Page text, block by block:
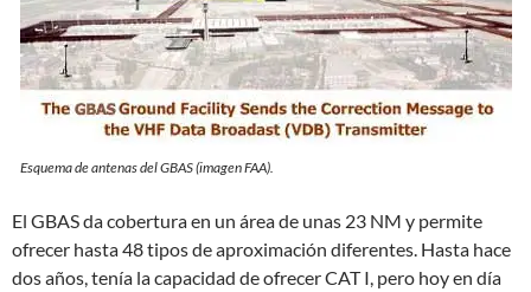
Esquema de antenas del GBAS (imagen FAA).
El GBAS da cobertura en un área de unas 23 NM y permite
ofrecer hasta 48 tipos de aproximación diferentes. Hasta hace
dos años, tenía la capacidad de ofrecer CAT I, pero hoy en día